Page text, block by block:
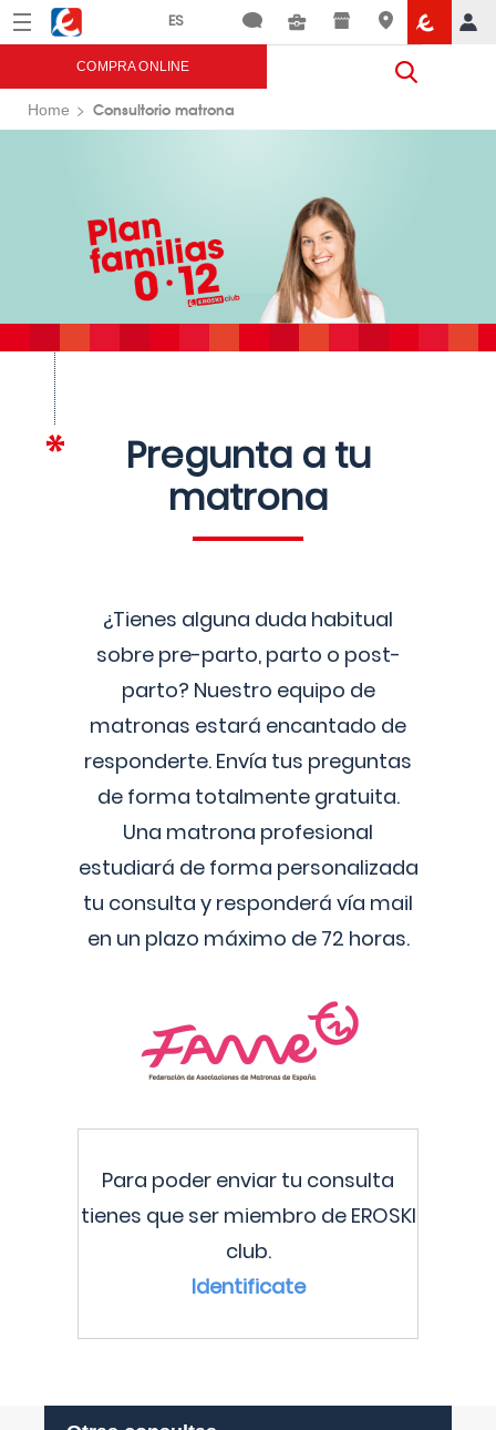
Menú Eroski
COMPRA ONLINE
Home Consultorio matrona
Pregunta a tu
matrona
¿Tienes alguna duda habitual
sobre pre-parto, parto o post-
parto? Nuestro equipo de
matronas estará encantado de
responderte. Envía tus preguntas
de forma totalmente gratuita.
Una matrona profesional
estudiará de forma personalizada
tu consulta y responderá vía mail
en un plazo máximo de 72 horas.
Para poder enviar tu consulta
tienes que ser miembro de EROSKI
club.
Identificate